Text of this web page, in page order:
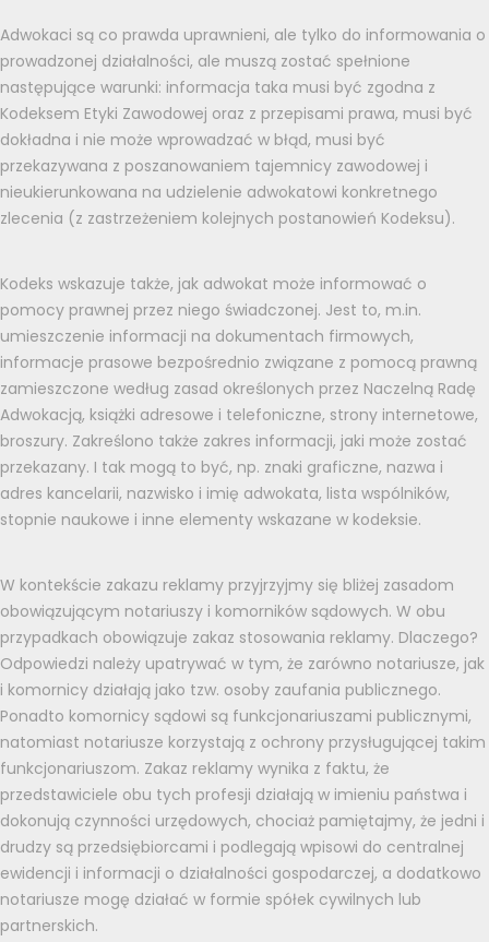
Adwokaci są co prawda uprawnieni, ale tylko do informowania o
prowadzonej działalności, ale muszą zostać spełnione
następujące warunki: informacja taka musi być zgodna z
Kodeksem Etyki Zawodowej oraz z przepisami prawa, musi być
dokładna i nie może wprowadzać w błąd, musi być
przekazywana z poszanowaniem tajemnicy zawodowej i
nieukierunkowana na udzielenie adwokatowi konkretnego
zlecenia (z zastrzeżeniem kolejnych postanowień Kodeksu).
Kodeks wskazuje także, jak adwokat może informować o
pomocy prawnej przez niego świadczonej. Jest to, m.in.
umieszczenie informacji na dokumentach firmowych,
informacje prasowe bezpośrednio związane z pomocą prawną
zamieszczone według zasad określonych przez Naczelną Radę
Adwokacją, książki adresowe i telefoniczne, strony internetowe,
broszury. Zakreślono także zakres informacji, jaki może zostać
przekazany. I tak mogą to być, np. znaki graficzne, nazwa i
adres kancelarii, nazwisko i imię adwokata, lista wspólników,
stopnie naukowe i inne elementy wskazane w kodeksie.
W kontekście zakazu reklamy przyjrzyjmy się bliżej zasadom
obowiązującym notariuszy i komorników sądowych. W obu
przypadkach obowiązuje zakaz stosowania reklamy. Dlaczego?
Odpowiedzi należy upatrywać w tym, że zarówno notariusze, jak
i komornicy działają jako tzw. osoby zaufania publicznego.
Ponadto komornicy sądowi są funkcjonariuszami publicznymi,
natomiast notariusze korzystają z ochrony przysługującej takim
funkcjonariuszom. Zakaz reklamy wynika z faktu, że
przedstawiciele obu tych profesji działają w imieniu państwa i
dokonują czynności urzędowych, chociaż pamiętajmy, że jedni i
drudzy są przedsiębiorcami i podlegają wpisowi do centralnej
ewidencji i informacji o działalności gospodarczej, a dodatkowo
notariusze mogę działać w formie spółek cywilnych lub
partnerskich.